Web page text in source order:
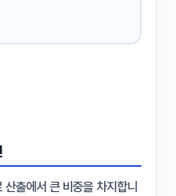
산출에서 큰 비중을 차지합니